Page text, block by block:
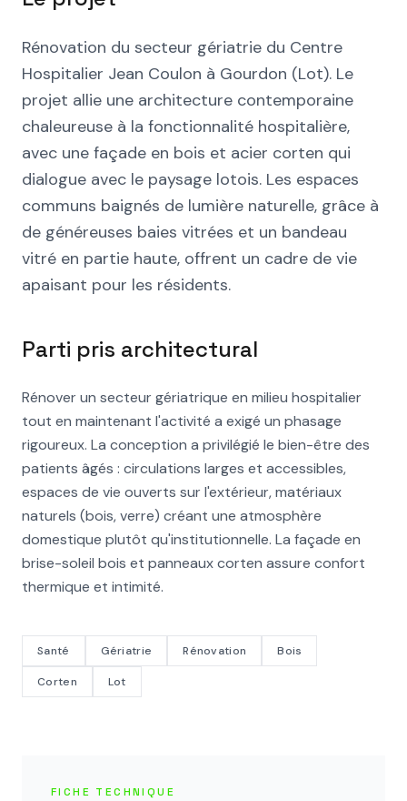
Rénovation du secteur gériatrie du Centre
Hospitalier Jean Coulon à Gourdon (Lot). Le
projet allie une architecture contemporaine
chaleureuse à la fonctionnalité hospitalière,
avec une façade en bois et acier corten qui
dialogue avec le paysage lotois. Les espaces
communs baignés de lumière naturelle, grâce à
de généreuses baies vitrées et un bandeau
vitré en partie haute, offrent un cadre de vie
apaisant pour les résidents.
Parti pris architectural
Rénover un secteur gériatrique en milieu hospitalier
tout en maintenant l'activité a exigé un phasage
rigoureux. La conception a privilégié le bien-être des
patients âgés : circulations larges et accessibles,
espaces de vie ouverts sur l'extérieur, matériaux
naturels (bois, verre) créant une atmosphère
domestique plutôt qu'institutionnelle. La façade en
brise-soleil bois et panneaux corten assure confort
thermique et intimité.
Santé Gériatrie Rénovation Bois
Corten Lot
FICHE TECHNIQUE